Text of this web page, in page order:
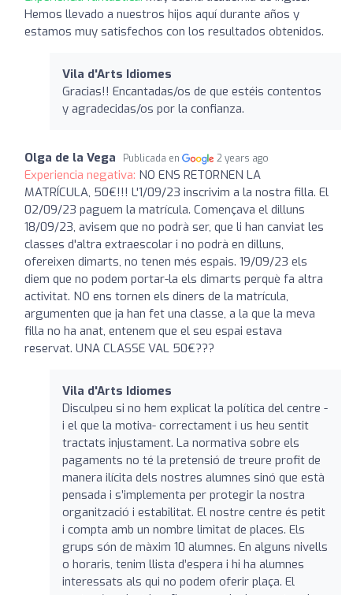
Hemos llevado a nuestros hijos aquí durante años y
estamos muy satisfechos con los resultados obtenidos.
Vila d'Arts Idiomes
Gracias!! Encantadas/os de que estéis contentos
y agradecidas/os por la confianza.
Olga de la Vega Publicada en 2 years ago
Experiencia negativa: NO ENS RETORNEN LA
MATRÍCULA, 50€!!! L'1/09/23 inscrivim a la nostra filla. El
02/09/23 paguem la matrícula. Començava el dilluns
18/09/23, avisem que no podrà ser, que li han canviat les
classes d'altra extraescolar i no podrà en dilluns,
ofereixen dimarts, no tenen més espais. 19/09/23 els
diem que no podem portar-la els dimarts perquè fa altra
activitat. NO ens tornen els diners de la matrícula,
argumenten que ja han fet una classe, a la que la meva
filla no ha anat, entenem que el seu espai estava
reservat. UNA CLASSE VAL 50€???
Vila d'Arts Idiomes
Disculpeu si no hem explicat la política del centre -
i el que la motiva- correctament i us heu sentit
tractats injustament. La normativa sobre els
pagaments no té la pretensió de treure profit de
manera ilícita dels nostres alumnes sinó que està
pensada i s’implementa per protegir la nostra
organització i estabilitat. El nostre centre és petit
i compta amb un nombre limitat de places. Els
grups són de màxim 10 alumnes. En alguns nivells
o horaris, tenim llista d’espera i hi ha alumnes
interessats als qui no podem oferir plaça. El